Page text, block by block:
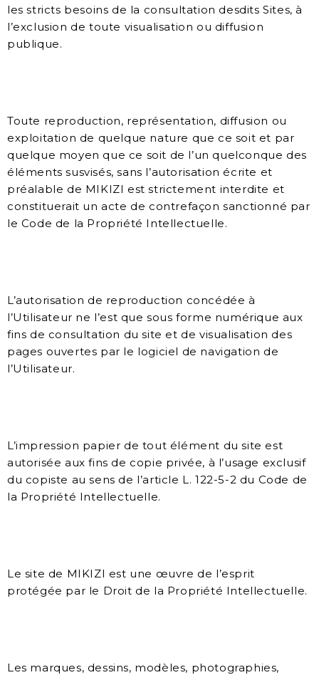
les stricts besoins de la consultation desdits Sites, à
l’exclusion de toute visualisation ou diffusion
publique.
Toute reproduction, représentation, diffusion ou
exploitation de quelque nature que ce soit et par
quelque moyen que ce soit de l’un quelconque des
éléments susvisés, sans l’autorisation écrite et
préalable de MIKIZI est strictement interdite et
constituerait un acte de contrefaçon sanctionné par
le Code de la Propriété Intellectuelle.
L’autorisation de reproduction concédée à
l’Utilisateur ne l’est que sous forme numérique aux
fins de consultation du site et de visualisation des
pages ouvertes par le logiciel de navigation de
l’Utilisateur.
L’impression papier de tout élément du site est
autorisée aux fins de copie privée, à l’usage exclusif
du copiste au sens de l’article L. 122-5-2 du Code de
la Propriété Intellectuelle.
Le site de MIKIZI est une œuvre de l’esprit
protégée par le Droit de la Propriété Intellectuelle.
Les marques, dessins, modèles, photographies,